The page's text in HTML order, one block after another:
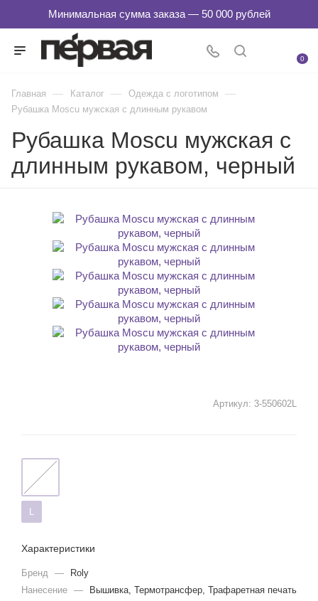
0
Главная — Каталог — Одежда с логотипом —
Рубашка Moscu мужская с длинным рукавом
Рубашка Moscu мужская с
длинным рукавом, черный
Артикул: 3-550602L
L
Характеристики
Бренд —
Roly
Нанесение —
Вышивка, Термотрансфер, Трафаретная печать